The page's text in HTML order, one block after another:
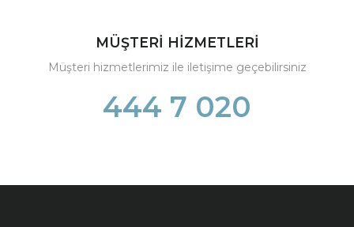
MÜŞTERİ HİZMETLERİ
Müşteri hizmetlerimiz ile iletişime geçebilirsiniz
444 7 020